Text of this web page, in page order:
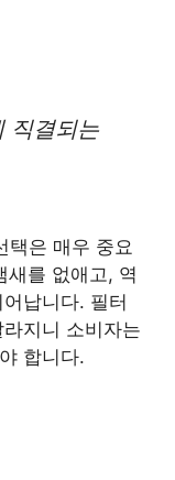
직결되는
택은 매우 중요
새를 없애고, 역
납니다. 필터
지니 소비자는
합니다.